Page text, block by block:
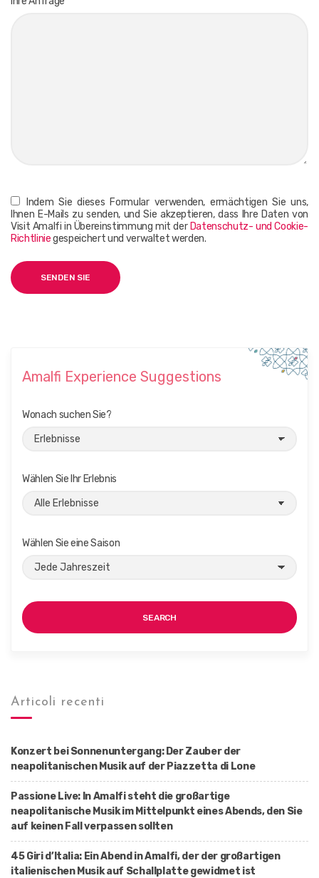
Indem Sie dieses Formular verwenden, ermächtigen Sie uns,
Ihnen E-Mails zu senden, und Sie akzeptieren, dass Ihre Daten von
Visit Amalfi in Übereinstimmung mit der Datenschutz- und Cookie-
Richtliniegespeichert und verwaltet werden.
Amalfi Experience Suggestions
Wonach suchen Sie?
Wählen Sie Ihr Erlebnis
Wählen Sie eine Saison
SEARCH
Articoli recenti
Konzert bei Sonnenuntergang: Der Zauber der
neapolitanischen Musik auf der Piazzetta di Lone
Passione Live: In Amalfi steht die großartige
neapolitanische Musik im Mittelpunkt eines Abends, den Sie
auf keinen Fall verpassen sollten
45 Giri d’Italia: Ein Abend in Amalfi, der der großartigen
italienischen Musik auf Schallplatte gewidmet ist